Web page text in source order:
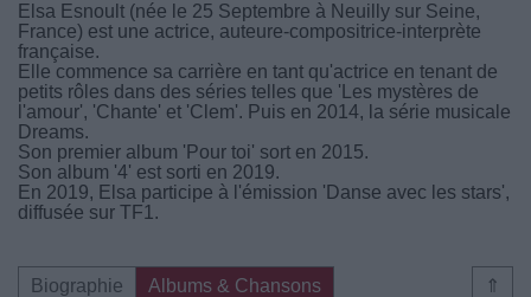
Elsa Esnoult (née le 25 Septembre à Neuilly sur Seine,
France) est une actrice, auteure-compositrice-interprète
française.
Elle commence sa carrière en tant qu'actrice en tenant de
petits rôles dans des séries telles que 'Les mystères de
l'amour', 'Chante' et 'Clem'. Puis en 2014, la série musicale
Dreams.
Son premier album 'Pour toi' sort en 2015.
Son album '4' est sorti en 2019.
En 2019, Elsa participe à l'émission 'Danse avec les stars',
diffusée sur TF1.
⇑
Biographie
Albums & Chansons